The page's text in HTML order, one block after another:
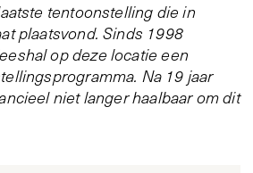
tentoonstelling die in
plaatsvond. Sinds 1998
op deze locatie een
Na 19 jaar
niet langer haalbaar om dit